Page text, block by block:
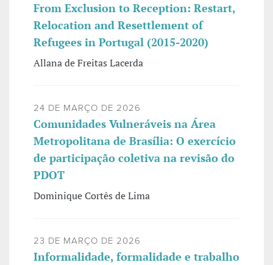
From Exclusion to Reception: Restart,
Relocation and Resettlement of
Refugees in Portugal (2015-2020)
Allana de Freitas Lacerda
24 DE MARÇO DE 2026
Comunidades Vulneráveis na Área
Metropolitana de Brasília: O exercício
de participação coletiva na revisão do
PDOT
Dominique Cortês de Lima
23 DE MARÇO DE 2026
Informalidade, formalidade e trabalho